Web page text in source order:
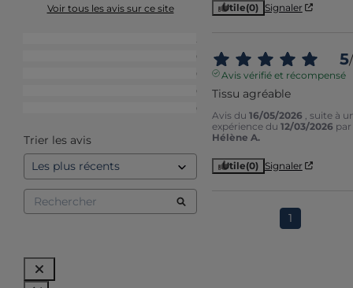
Voir tous les avis sur ce site
2
0
0
0
0
Trier les avis
Utile(0) Signaler
5/
Avis vérifié et récompensé
Tissu agréable
Avis du 16/05/2026
, suite à
expérience du 12/03/2026 par
Hélène A.
Utile(0) Signaler
1